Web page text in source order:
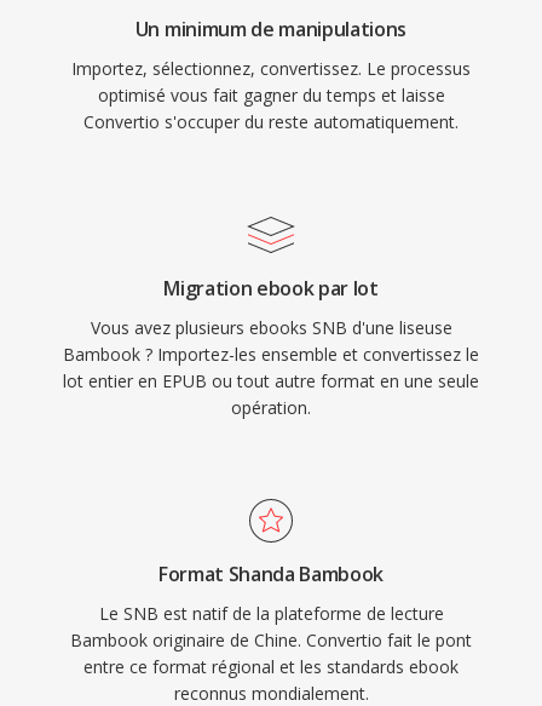
Un minimum de manipulations
Importez, sélectionnez, convertissez. Le processus
optimisé vous fait gagner du temps et laisse
Convertio s'occuper du reste automatiquement.
Migration ebook par lot
Vous avez plusieurs ebooks SNB d'une liseuse
Bambook ? Importez-les ensemble et convertissez le
lot entier en EPUB ou tout autre format en une seule
opération.
Format Shanda Bambook
Le SNB est natif de la plateforme de lecture
Bambook originaire de Chine. Convertio fait le pont
entre ce format régional et les standards ebook
reconnus mondialement.